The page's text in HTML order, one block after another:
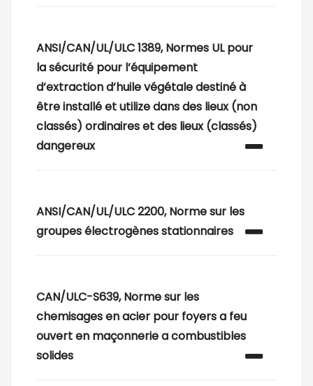
ANSI/CAN/UL/ULC 1389, Normes UL pour
la sécurité pour l’équipement
d’extraction d’huile végétale destiné à
être installé et utilize dans des lieux (non
classés) ordinaires et des lieux (classés)
dangereux
ANSI/CAN/UL/ULC 2200, Norme sur les
groupes électrogènes stationnaires
CAN/ULC-S639, Norme sur les
chemisages en acier pour foyers a feu
ouvert en maçonnerie a combustibles
solides